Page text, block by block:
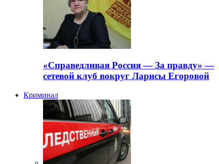
«Справедливая Россия — За правду» —
сетевой клуб вокруг Ларисы Егоровой
Криминал